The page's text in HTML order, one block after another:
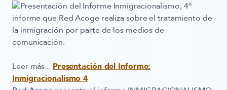
Presentación del Informe Inmigracionalismo,4º
informe que Red Acoge realiza sobre el tratamiento de
la inmigración por parte de los medios de
comunicación.
Leer más... Presentación del Informe:
Inmigracionalismo 4